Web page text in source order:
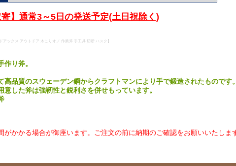
】通常3～5日の発送予定(土日祝除く)
アックス アウトドア 木こりオノ 作業斧 手工具 切断 ハスク】
り斧。
高品質のスウェーデン鋼からクラフトマンにより手で鍛造されたもので
意した斧は強靭性と鋭利さを併せもっています。
かかる場合が御座います。ご注文の前に納期のご確認をお願いいたしま